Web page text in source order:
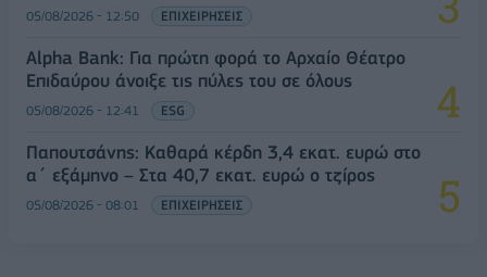
05/08/2026 - 12:50 ΕΠΙΧΕΙΡΗΣΕΙΣ
Alpha Bank: Για πρώτη φορά το Αρχαίο Θέατρο
Επιδαύρου άνοιξε τις πύλες του σε όλους
05/08/2026 - 12:41 ESG
Παπουτσάνης: Καθαρά κέρδη 3,4 εκατ. ευρώ στο
α΄ εξάμηνο – Στα 40,7 εκατ. ευρώ ο τζίρος
05/08/2026 - 08:01 ΕΠΙΧΕΙΡΗΣΕΙΣ